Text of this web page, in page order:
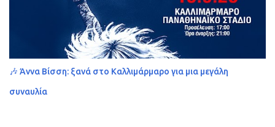
🎶 Άννα Βίσση: ξανά στο Καλλιμάρμαρο για μια μεγάλη
συναυλία